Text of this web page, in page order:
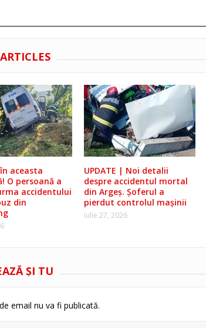
aceasta
O persoană a
accidentului
din
UPDATE | Noi detalii
despre accidentul mortal
din Argeș. Șoferul a
pierdut controlul mașinii
iulie 27, 2026
ŞI TU
email nu va fi publicată.